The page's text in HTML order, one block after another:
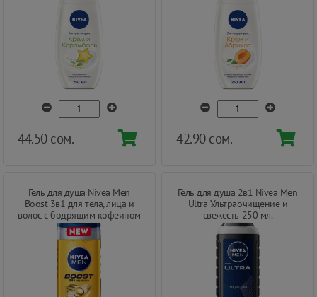
44.50 сом. 42.90 сом.
Гель для душа Nivea Men
Boost 3в1 для тела, лица и
волос с бодрящим кофеином
400 мл.
Гель для душа 2в1 Nivea Men
Ultra Ультраочищение и
свежесть 250 мл.